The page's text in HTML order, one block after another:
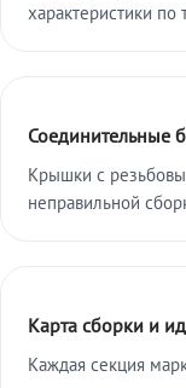
характеристики по
Соединительные
Крышки с
неправильной
Карта сборки и
Каждая секция